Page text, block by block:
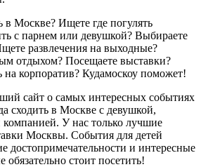
в Москве? Ищете где погулять
с парнем или девушкой? Выбираете
развлечения на выходные?
отдыхом? Посещаете выставки?
на корпоратив? Кудамоскоу поможет!
сайт о самых интересных событиях
сходить в Москве с девушкой,
У нас только лучшие
Москвы. События для детей
достопримечательности и интересные
стоит посетить!